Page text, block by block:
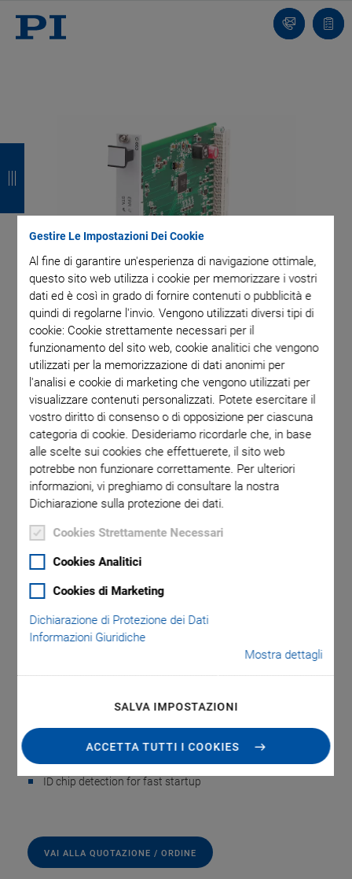
Gestire Le Impostazioni Dei Cookie
Al fine di garantire un'esperienza di navigazione ottimale,
questo sito web utilizza i cookie per memorizzare i vostri
dati ed è così in grado di fornire contenuti o pubblicità e
quindi di regolarne l'invio. Vengono utilizzati diversi tipi di
cookie: Cookie strettamente necessari per il
funzionamento del sito web, cookie analitici che vengono
utilizzati per la memorizzazione di dati anonimi per
l'analisi e cookie di marketing che vengono utilizzati per
visualizzare contenuti personalizzati. Potete esercitare il
vostro diritto di consenso o di opposizione per ciascuna
categoria di cookie. Desideriamo ricordarle che, in base
alle scelte sui cookies che effettuerete, il sito web
potrebbe non funzionare correttamente. Per ulteriori
informazioni, vi preghiamo di consultare la nostra
Dichiarazione sulla protezione dei dati.
Cookies Strettamente Necessari
Cookies Analitici
Cookies di Marketing
Dichiarazione di Protezione dei Dati
Informazioni Giuridiche
Mostra dettagli
SALVA IMPOSTAZIONI
ACCETTA TUTTI I COOKIES
Contatto
C-663.12C885 Mercury
Step Stepper Motor
Controller Module
System
Fast-running motor (output voltage 48 V, even at lower
Closed-loop operation of 2-phase stepper motors
Support for external sensors
ID chip detection for fast startup
VAI ALLA QUOTAZIONE / ORDINE
d
i
e
t
r
o
d
i
e
t
r
o
d
i
e
t
r
o
d
i
e
t
r
o